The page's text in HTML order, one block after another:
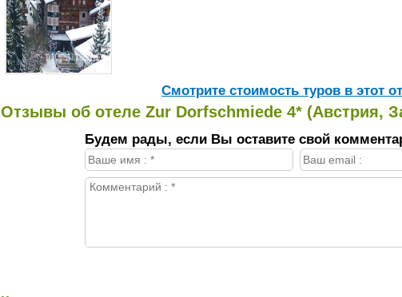
Cмотрите стоимость туров в этот
Отзывы об отеле Zur Dorfschmiede 4* (Австрия,
Будем рады, если Вы оставите свой